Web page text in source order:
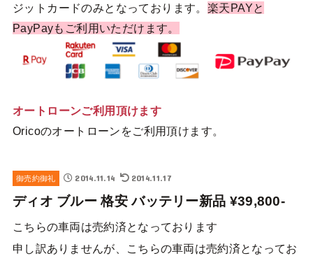
ジットカードのみとなっております。 楽天PAYと
PayPayもご利用いただけます。
オートローンご利用頂けます
Oricoのオートローンをご利用頂けます。
御売約御礼 2014.11.14 2014.11.17
ディオ ブルー 格安 バッテリー新品 ¥39,800-
こちらの車両は売約済となっております
申し訳ありませんが、こちらの車両は売約済となってお